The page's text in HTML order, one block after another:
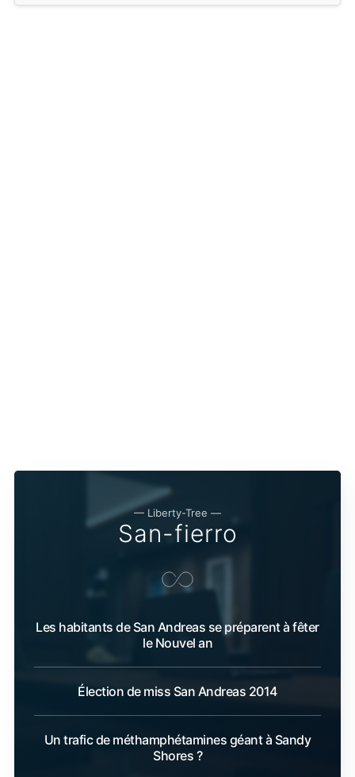
— Liberty-Tree —
San-fierro
Les habitants de San Andreas se préparent à fêter
le Nouvel an
Élection de miss San Andreas 2014
Un trafic de méthamphétamines géant à Sandy
Shores ?